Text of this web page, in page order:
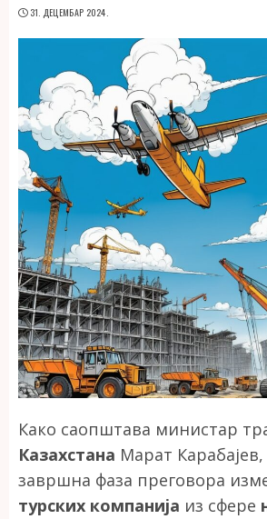
31. ДЕЦЕМБАР 2024.
Како саопштава министар
Казахстана Марат Карабајев,
завршна фаза преговора
турских компанија из сфере